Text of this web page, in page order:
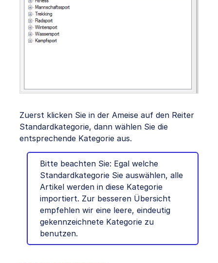
Zuerst klicken Sie in der Ameise auf den Reiter
Standardkategorie, dann wählen Sie die
entsprechende Kategorie aus.
Bitte beachten Sie: Egal welche
Standardkategorie Sie auswählen, alle
Artikel werden in diese Kategorie
importiert. Zur besseren Übersicht
empfehlen wir eine leere, eindeutig
gekennzeichnete Kategorie zu
benutzen.